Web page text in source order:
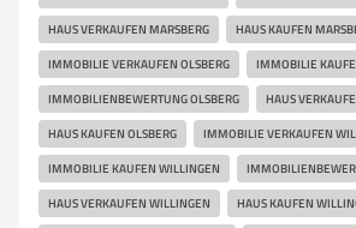
HAUS VERKAUFEN MARSBERG HAUS KAUFEN
IMMOBILIE VERKAUFEN OLSBERG IMMOBILIE
IMMOBILIENBEWERTUNG OLSBERG HAUS
HAUS KAUFEN OLSBERG IMMOBILIE VERKAUFEN
IMMOBILIE KAUFEN WILLINGEN
HAUS VERKAUFEN WILLINGEN HAUS KAUFEN